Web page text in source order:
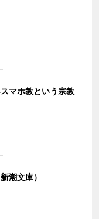
マホ教という宗教
潮文庫）